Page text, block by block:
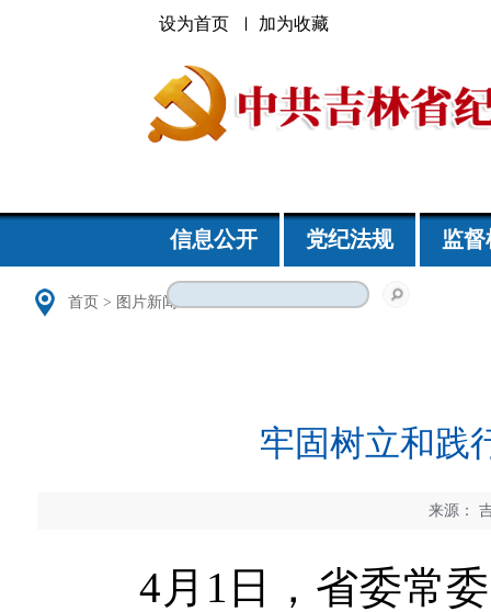
设为首页 加为收藏
信息公开 党纪法规 监
首页 > 图片新闻
牢固树立和践
来源：
4月1日，省委常委